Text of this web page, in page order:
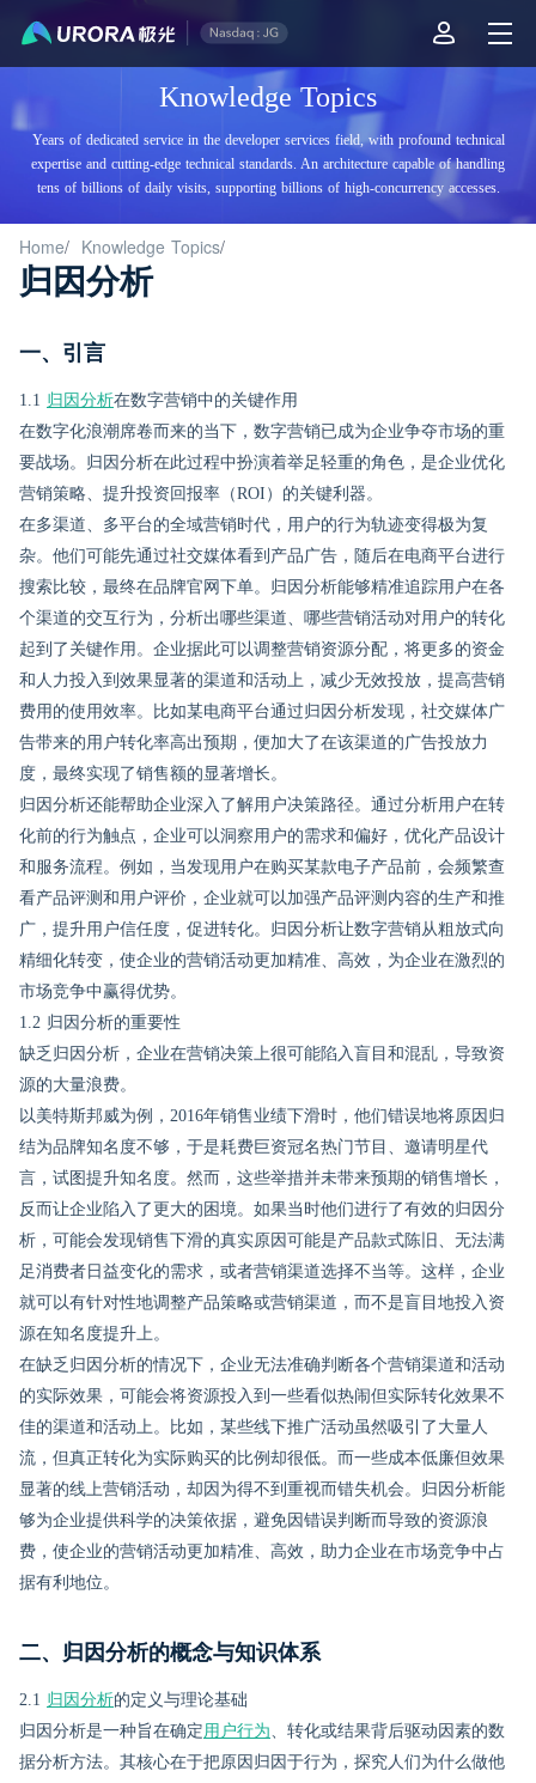
Knowledge Topics
Years of dedicated service in the developer services field, with profound technical
expertise and cutting-edge technical standards. An architecture capable of handling
tens of billions of daily visits, supporting billions of high-concurrency accesses.
Home/ Knowledge Topics/
归因分析
一、引言
1.1 归因分析在数字营销中的关键作用
在数字化浪潮席卷而来的当下，数字营销已成为企业争夺市场的重
要战场。归因分析在此过程中扮演着举足轻重的角色，是企业优化
营销策略、提升投资回报率（ROI）的关键利器。
在多渠道、多平台的全域营销时代，用户的行为轨迹变得极为复
杂。他们可能先通过社交媒体看到产品广告，随后在电商平台进行
搜索比较，最终在品牌官网下单。归因分析能够精准追踪用户在各
个渠道的交互行为，分析出哪些渠道、哪些营销活动对用户的转化
起到了关键作用。企业据此可以调整营销资源分配，将更多的资金
和人力投入到效果显著的渠道和活动上，减少无效投放，提高营销
费用的使用效率。比如某电商平台通过归因分析发现，社交媒体广
告带来的用户转化率高出预期，便加大了在该渠道的广告投放力
度，最终实现了销售额的显著增长。
归因分析还能帮助企业深入了解用户决策路径。通过分析用户在转
化前的行为触点，企业可以洞察用户的需求和偏好，优化产品设计
和服务流程。例如，当发现用户在购买某款电子产品前，会频繁查
看产品评测和用户评价，企业就可以加强产品评测内容的生产和推
广，提升用户信任度，促进转化。归因分析让数字营销从粗放式向
精细化转变，使企业的营销活动更加精准、高效，为企业在激烈的
市场竞争中赢得优势。
1.2 归因分析的重要性
缺乏归因分析，企业在营销决策上很可能陷入盲目和混乱，导致资
源的大量浪费。
以美特斯邦威为例，2016年销售业绩下滑时，他们错误地将原因归
结为品牌知名度不够，于是耗费巨资冠名热门节目、邀请明星代
言，试图提升知名度。然而，这些举措并未带来预期的销售增长，
反而让企业陷入了更大的困境。如果当时他们进行了有效的归因分
析，可能会发现销售下滑的真实原因可能是产品款式陈旧、无法满
足消费者日益变化的需求，或者营销渠道选择不当等。这样，企业
就可以有针对性地调整产品策略或营销渠道，而不是盲目地投入资
源在知名度提升上。
在缺乏归因分析的情况下，企业无法准确判断各个营销渠道和活动
的实际效果，可能会将资源投入到一些看似热闹但实际转化效果不
佳的渠道和活动上。比如，某些线下推广活动虽然吸引了大量人
流，但真正转化为实际购买的比例却很低。而一些成本低廉但效果
显著的线上营销活动，却因为得不到重视而错失机会。归因分析能
够为企业提供科学的决策依据，避免因错误判断而导致的资源浪
费，使企业的营销活动更加精准、高效，助力企业在市场竞争中占
据有利地位。
二、归因分析的概念与知识体系
2.1 归因分析的定义与理论基础
归因分析是一种旨在确定用户行为、转化或结果背后驱动因素的数
据分析方法。其核心在于把原因归因于行为，探究人们为什么做他